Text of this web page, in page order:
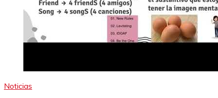
Noticias